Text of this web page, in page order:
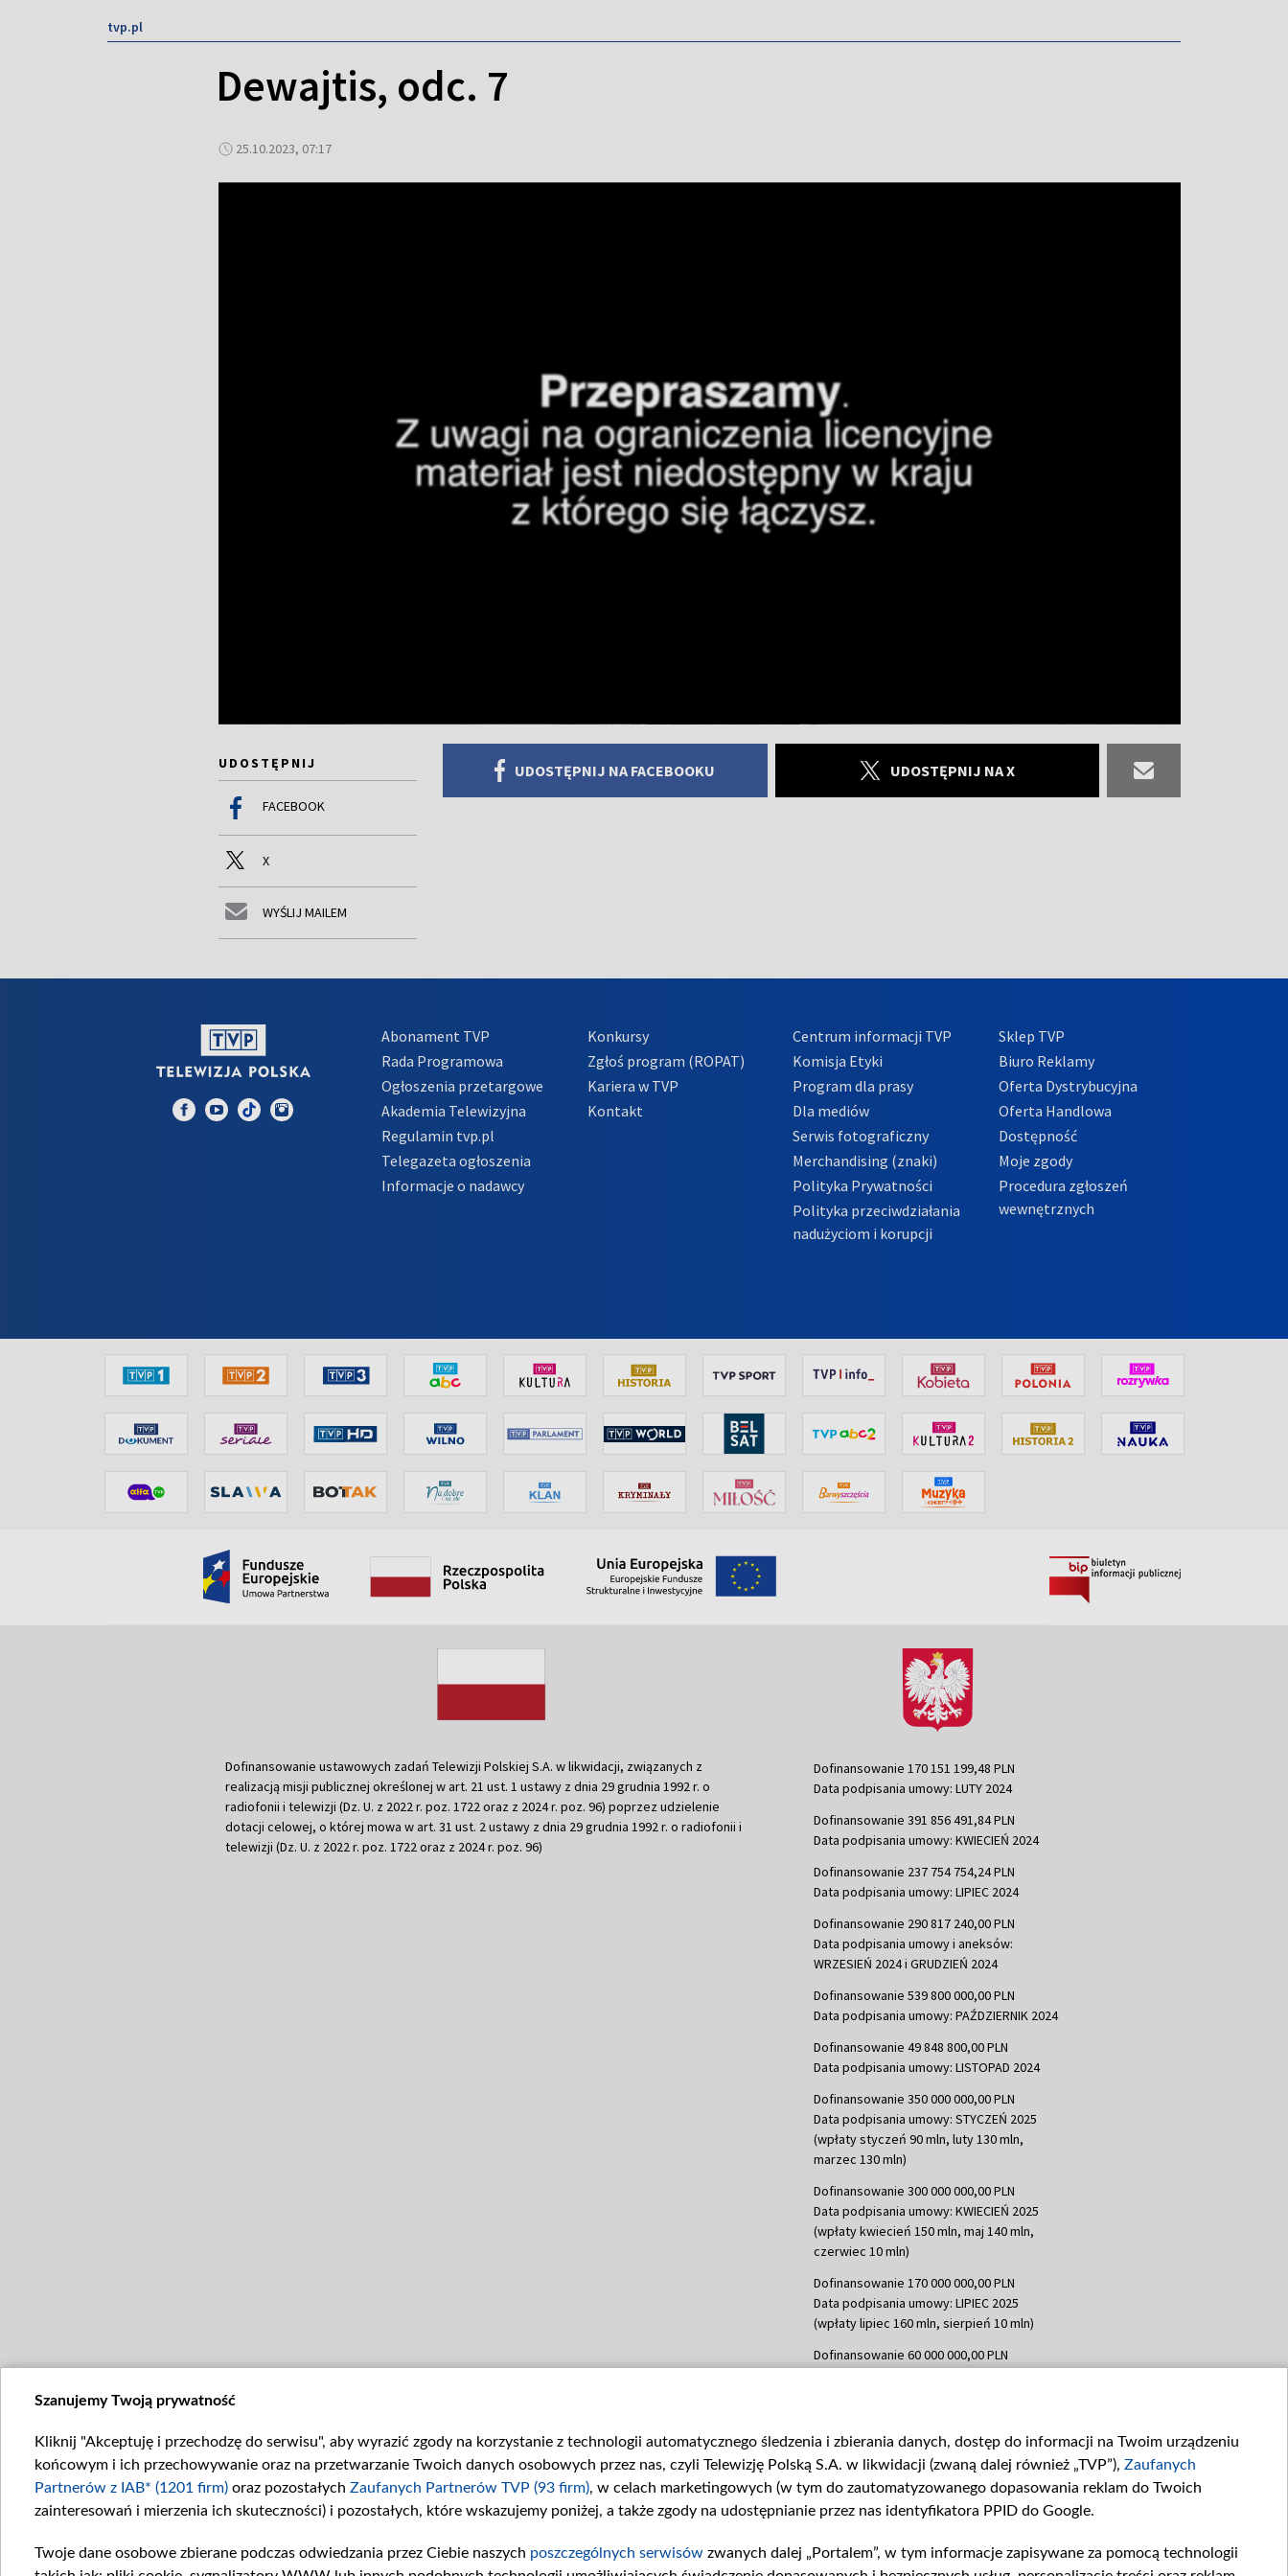
tvp.pl
Dewajtis, odc. 7
25.10.2023, 07:17
UDOSTĘPNIJ
FACEBOOK
X
WYŚLIJ MAILEM
UDOSTĘPNIJ NA FACEBOOKU UDOSTĘPNIJ NA X
Abonament TVP
Rada Programowa
Ogłoszenia przetargowe
Akademia Telewizyjna
Regulamin tvp.pl
Telegazeta ogłoszenia
Informacje o nadawcy
Konkursy
Zgłoś program (ROPAT)
Kariera w TVP
Kontakt
Centrum informacji TVP
Komisja Etyki
Program dla prasy
Dla mediów
Serwis fotograficzny
Merchandising (znaki)
Polityka Prywatności
Polityka przeciwdziałania
nadużyciom i korupcji
Sklep TVP
Biuro Reklamy
Oferta Dystrybucyjna
Oferta Handlowa
Dostępność
Moje zgody
Procedura zgłoszeń
wewnętrznych
Dofinansowanie ustawowych zadań Telewizji Polskiej S.A. w likwidacji, związanych z
realizacją misji publicznej określonej w art. 21 ust. 1 ustawy z dnia 29 grudnia 1992 r. o
radiofonii i telewizji (Dz. U. z 2022 r. poz. 1722 oraz z 2024 r. poz. 96) poprzez udzielenie
dotacji celowej, o której mowa w art. 31 ust. 2 ustawy z dnia 29 grudnia 1992 r. o radiofonii i
telewizji (Dz. U. z 2022 r. poz. 1722 oraz z 2024 r. poz. 96)
Dofinansowanie 170 151 199,48 PLN
Data podpisania umowy: LUTY 2024
Dofinansowanie 391 856 491,84 PLN
Data podpisania umowy: KWIECIEŃ 2024
Dofinansowanie 237 754 754,24 PLN
Data podpisania umowy: LIPIEC 2024
Dofinansowanie 290 817 240,00 PLN
Data podpisania umowy i aneksów:
WRZESIEŃ 2024 i GRUDZIEŃ 2024
Dofinansowanie 539 800 000,00 PLN
Data podpisania umowy: PAŹDZIERNIK 2024
Dofinansowanie 49 848 800,00 PLN
Data podpisania umowy: LISTOPAD 2024
Dofinansowanie 350 000 000,00 PLN
Data podpisania umowy: STYCZEŃ 2025
(wpłaty styczeń 90 mln, luty 130 mln,
marzec 130 mln)
Dofinansowanie 300 000 000,00 PLN
Data podpisania umowy: KWIECIEŃ 2025
(wpłaty kwiecień 150 mln, maj 140 mln,
czerwiec 10 mln)
Dofinansowanie 170 000 000,00 PLN
Data podpisania umowy: LIPIEC 2025
(wpłaty lipiec 160 mln, sierpień 10 mln)
Dofinansowanie 60 000 000,00 PLN
Data podpisania umowy: WRZESIEŃ 2025
(wpłata wrzesień 100 mln, październik 350
mln, listopad 265 mln)
Dofinansowanie 48 862 000,00 PLN
(wpłata grudzień 60,548 mln)
Szanujemy Twoją prywatność
Kliknij "Akceptuję i przechodzę do serwisu", aby wyrazić zgody na korzystanie z technologii automatycznego śledzenia i zbierania danych, dostęp do informacji na Twoim urządzeniu
końcowym i ich przechowywanie oraz na przetwarzanie Twoich danych osobowych przez nas, czyli Telewizję Polską S.A. w likwidacji (zwaną dalej również „TVP”), Zaufanych
Partnerów z IAB* (1201 firm) oraz pozostałych Zaufanych Partnerów TVP (93 firm), w celach marketingowych (w tym do zautomatyzowanego dopasowania reklam do Twoich
zainteresowań i mierzenia ich skuteczności) i pozostałych, które wskazujemy poniżej, a także zgody na udostępnianie przez nas identyfikatora PPID do Google.
Twoje dane osobowe zbierane podczas odwiedzania przez Ciebie naszych poszczególnych serwisów zwanych dalej „Portalem”, w tym informacje zapisywane za pomocą technologii